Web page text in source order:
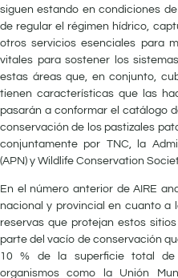
siguen estando en condiciones
de regular el régimen hídrico,
otros servicios esenciales para
vitales para sostener los
estas áreas que, en conjunto,
tienen características que las
pasarán a conformar el catálogo
conservación de los pastizales
conjuntamente por TNC, la
(APN) y Wildlife Conservation
En el número anterior de AIRE
nacional y provincial en cuanto a
reservas que protejan estos
parte del vacío de conservación
10 % de la superficie total de
organismos como la Unión